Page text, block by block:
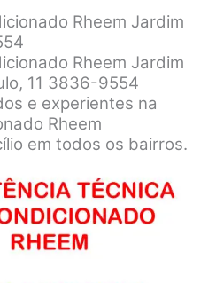
Rheem Jardim
Rheem Jardim
11 3836-9554
e experientes na
Rheem
em todos os bairros.